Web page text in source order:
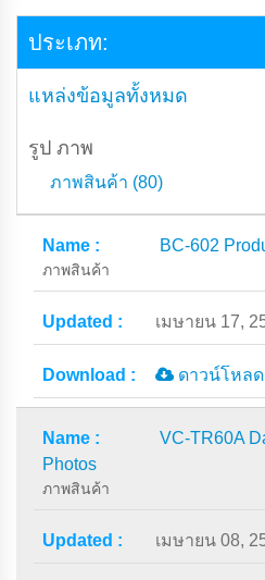
ประเภท:
แหล่งข้อมูลทั้งหมด
รูป ภาพ
ภาพสินค้า (80)
BC-602
ภาพสินค้า
เมษายน 17,
ดาวน์โหลด
VC-TR60A
Photos
ภาพสินค้า
เมษายน 08,